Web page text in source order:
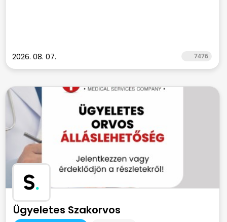
2026. 08. 07. 7476
S.
Ügyeletes Szakorvos